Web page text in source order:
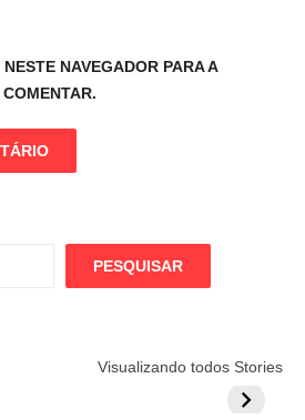
NAVEGADOR PARA A
PESQUISAR
Visualizando todos Stories
Globo quer
Lesão
do